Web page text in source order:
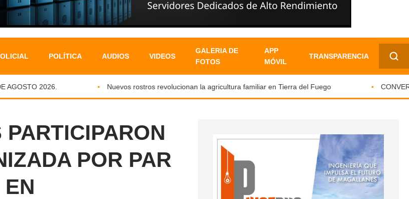
POLÍTICA AUDIOS VIDEOS
GALERIA DE
FOTOS
APP
MÓVIL
TRANSPARENCIA
✕
2026. Nuevos rostros revolucionan la agricultura familiar en Tierra del Fuego
POR PAR